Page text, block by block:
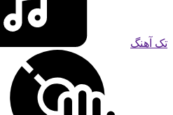
تک آهنگ